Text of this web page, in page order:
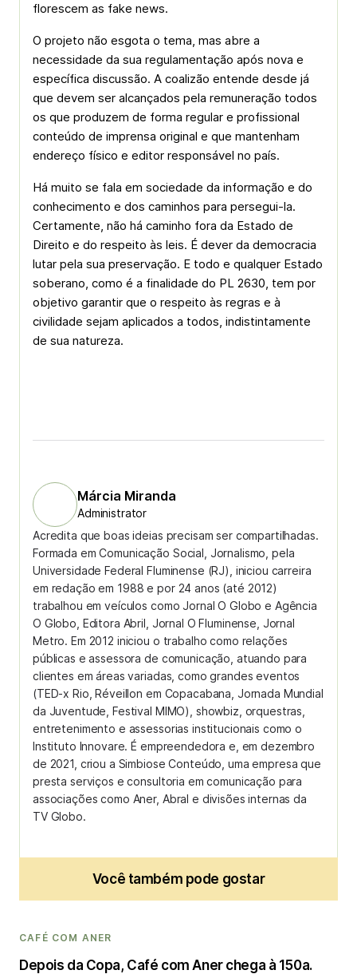
florescem as fake news.
O projeto não esgota o tema, mas abre a
necessidade da sua regulamentação após nova e
específica discussão. A coalizão entende desde já
que devem ser alcançados pela remuneração todos
os que produzem de forma regular e profissional
conteúdo de imprensa original e que mantenham
endereço físico e editor responsável no país.
Há muito se fala em sociedade da informação e do
conhecimento e dos caminhos para persegui-la.
Certamente, não há caminho fora da Estado de
Direito e do respeito às leis. É dever da democracia
lutar pela sua preservação. E todo e qualquer Estado
soberano, como é a finalidade do PL 2630, tem por
objetivo garantir que o respeito às regras e à
civilidade sejam aplicados a todos, indistintamente
de sua natureza.
Márcia Miranda
Administrator
Acredita que boas ideias precisam ser compartilhadas.
Formada em Comunicação Social, Jornalismo, pela
Universidade Federal Fluminense (RJ), iniciou carreira
em redação em 1988 e por 24 anos (até 2012)
trabalhou em veículos como Jornal O Globo e Agência
O Globo, Editora Abril, Jornal O Fluminense, Jornal
Metro. Em 2012 iniciou o trabalho como relações
públicas e assessora de comunicação, atuando para
clientes em áreas variadas, como grandes eventos
(TED-x Rio, Réveillon em Copacabana, Jornada Mundial
da Juventude, Festival MIMO), showbiz, orquestras,
entretenimento e assessorias institucionais como o
Instituto Innovare. É empreendedora e, em dezembro
de 2021, criou a Simbiose Conteúdo, uma empresa que
presta serviços e consultoria em comunicação para
associações como Aner, Abral e divisões internas da
TV Globo.
Você também pode gostar
CAFÉ COM ANER
Depois da Copa, Café com Aner chega à 150a.